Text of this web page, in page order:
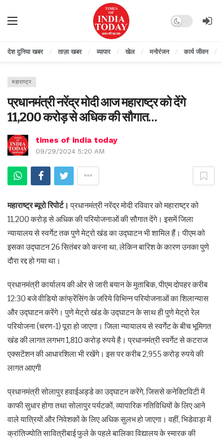
Dark mode
देश दुनिया खबर ताज़ा खबर व्यापार खेल मनोरंजन कार्य जीवन
महाराष्ट्र
प्रधानमंत्री नरेंद्र मोदी आज महाराष्ट्र को देंगे
11,200 करोड़ से अधिक की सौगात…
times of india today
09/29/2024 5:20 AM
महाराष्ट्र ब्यूरो रिपोर्ट। प्रधानमंत्री नरेंद्र मोदी रविवार को महाराष्ट्र को
11,200 करोड़ से अधिक की परियोजनाओं की सौगात देंगे। इसमें जिला
न्यायालय से स्वर्गेट तक पुणे मेट्रो खंड का उद्घाटन भी शामिल हैं। पीएम को
इसका उद्घाटन 26 सितंबर को करना था, लेकिन बारिश के कारण उनका पुणे
दौरा रद्द हो गया था।
प्रधानमंत्री कार्यालय की ओर से जारी बयान के मुताबिक, पीएम दोपहर करीब
12:30 बजे वीडियो कांफ्रेंसिंग के जरिये विभिन्न परियोजनाओं का शिलान्यास
और उद्घाटन करेंगे। पुणे मेट्रो खंड के उद्घाटन के साथ ही पुणे मेट्रो रेल
परियोजना (चरण-1) पूरा हो जाएगा। जिला न्यायालय से स्वर्गेट के बीच भूमिगत
खंड की लागत लगभग 1,810 करोड़ रुपये है। प्रधानमंत्री स्वर्गेट से कटराज
एक्सटेंशन की आधारशिला भी रखेंगे। इस पर करीब 2,955 करोड़ रुपये की
लागत आएगी
प्रधानमंत्री सोलापुर हवाईअड्डे का उद्घाटन करेंगे, जिससे कनेक्टिविटी में
काफी सुधार होगा तथा सोलापुर पर्यटकों, व्यापारिक गतिविधियों के लिए आने
वाले यात्रियों और निवेशकों के लिए अधिक सुलभ हो जाएगा। वहीं, भिडेवाड़ा में
क्रांतिज्योति सावित्रीबाई फुले के पहले बालिका विद्यालय के स्मारक की